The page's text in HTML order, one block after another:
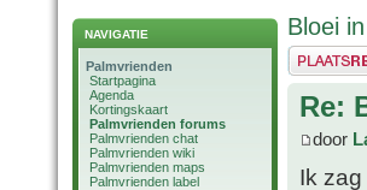
NAVIGATIE
Palmvrienden
Startpagina
Agenda
Kortingskaart
Palmvrienden forums
Palmvrienden chat
Palmvrienden wiki
Palmvrienden maps
Palmvrienden label
Bloei
Plaats een
Re:
door
Ik